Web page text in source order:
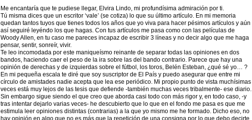
Me encantaría que te pudiese llegar, Elvira Lindo, mi profundísima admiración por ti.
Tú misma dices que un escritor ‘vale’ (se cotiza) lo que su último artículo. En mi memoria
quedan tantos tuyos que tienes todos los años que yo viva para hacer pésimos artículos y aún
así seguiré leyéndo los que hagas. Con tus artículos me pasa como con las películas de
Woody Allen, en tu caso me pareces incapaz de escribir 3 líneas y no decir algo que me haga
pensar, sentir, sonreír, vivir.
Te leo incomodada por este maniqueísmo reinante de separar todas las opiniones en dos
bandos, haciendo caer el peso de la ira sobre las del bando contrario. Parece que hay una
opinión de derechas y de izquierdas sobre el fútbol, los toros, Belén Esteban, ¿qué sé yo… ?
En mi pequeña escala te diré que soy suscriptor de El País y puedo asegurar que entre mi
círculo de amistades nadie acepta que lea ese periódico. Mi propio punto de vista muchísimas
veces está muy lejos de las tesis que defiende -también muchas veces tribalmente- ese diario.
Sin embargo sigue siendo el que creo que aborda casi todo con más rigor y, en todo caso, -y
tras intentar dejarlo varias veces- he descubierto que lo que en el fondo me pasa es que me
estimula leer opiniones distintas (contrarias) a la que yo mismo me he formado. Dicho eso, no
hay opinión en algo que no es más que la repetición de una consigna por lo que debo decirte